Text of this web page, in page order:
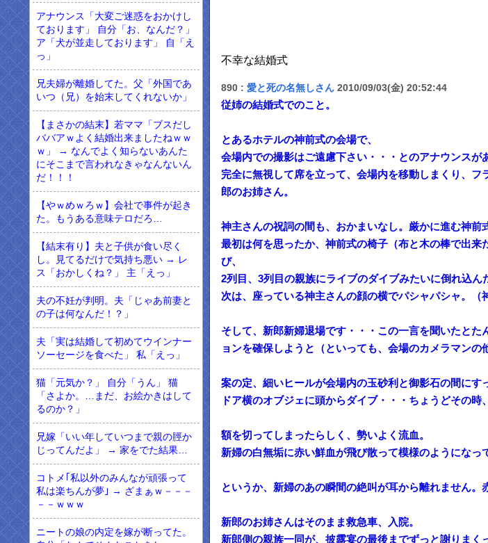
アナウンス「大変ご迷惑をおかけし
ております」 自分「お、なんだ？」
ア「犬が並走しております」 自「え
っ」
兄夫婦が離婚してた。父「外国であ
いつ（兄）を始末してくれないか」
【まさかの結末】若ママ「ブスだし
ババアｗよく結婚出来ましたねｗｗ
ｗ」 → なんでよく知らないあんた
にそこまで言われなきゃなんないん
だ！！！
【やｗめｗろｗ】会社で事件が起き
た。もうある意味テロだろ…
【結末有り】夫と子供が食い尽く
し。見てるだけで気持ち悪い → レ
ス「おかしくね？」 主「えっ」
夫の不妊が判明。夫「じゃあ前妻と
の子は何なんだ！？」
夫「実は結婚して初めてウインナー
ソーセージを食べた」 私「えっ」
猫「元気か？」 自分「うん」 猫
「さよか。…まだ、お絵かきはして
るのか？」
兄嫁「いい年していつまで親の脛か
じってんだよ」 → 家をでた結果…
コトメ｢私以外のみんなが頑張って
私は楽ちんが夢｣ → ざまぁｗ－－－
－－ｗｗｗ
ニートの娘の内定を嫁が断ってた。
不幸な結婚式
890 : 愛と死の名無しさん 2010/09/03(金) 20:52:44
従姉の結婚式でのこと。
とあるホテルの神前式の会場で、
会場内での撮影はご遠慮下さい・・・とのアナウンスが
完全に無視して席を立って、会場内を移動しまくり、
郎のお姉さん。
神主さんの祝詞の間も、おかまいなし。厳かに進む神前
最初は何を思ったか、神前式の椅子（布と木の棒で出
び、
2列目、3列目の親族にライブのダイブみたいに倒れ込ん
次は、座っている神主さんの顔の横でパシャパシャ。（
そして、新郎新婦退場です・・・この一言を聞いたと
ョンを確保しようと（といっても、会場のカメラマンの
案の定、細いヒールが会場内の玉砂利と御影石の間にす
ドア横のオブジェに頭からダイブ・・・ちょうどその時
額を切ってしまったらしく、勢いよく流血。
新婦の白無垢に赤い鮮血が飛び散って模様のようになっ
というか、新婦のあの瞬間の絶叫が耳から離れません。
新郎のお姉さんはそのまま救急車、入院。
新郎側の親族一同が、披露宴の最後までずっと謝りまく